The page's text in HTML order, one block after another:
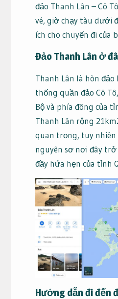
đảo Thanh Lân – Cô
vé, giờ chạy tàu dưới
ích cho chuyến đi của
Đảo Thanh Lân ở
Thanh Lân là hòn
thống quần đảo Cô
Bộ và phía đông của
Thanh Lân rộng
quan trọng, tuy nhiên
nguyên sơ nơi đây
đầy hứa hẹn của tỉnh
Hướng dẫn đi đến